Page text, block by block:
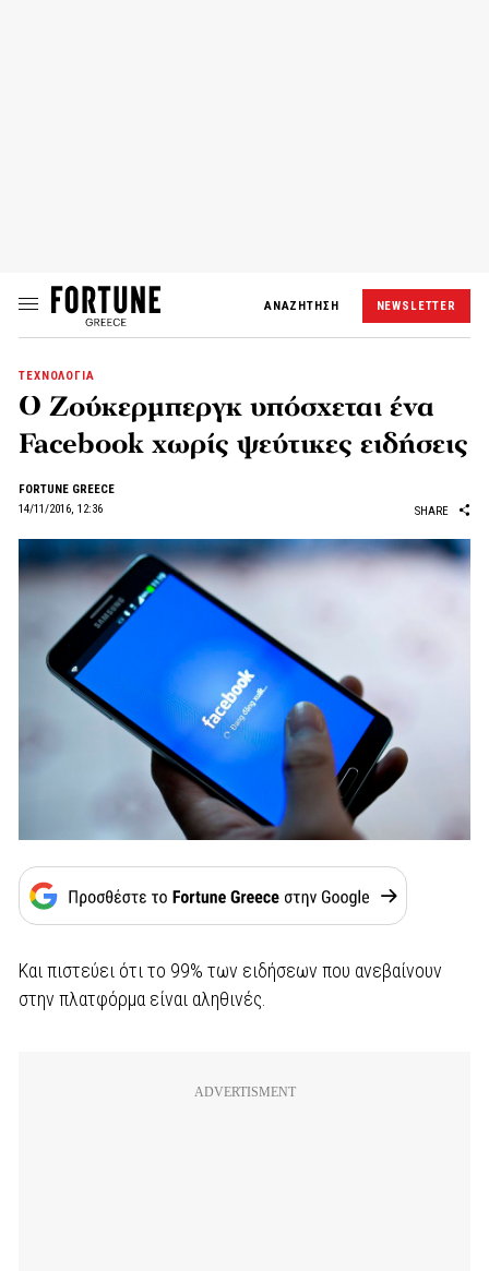
ΑΝΑΖΗΤΗΣΗ NEWSLETTER
ΤΕΧΝΟΛΟΓΙΑ
Ο Ζούκερμπεργκ υπόσχεται ένα
Facebook χωρίς ψεύτικες ειδήσεις
FORTUNE GREECE
14/11/2016, 12:36
SHARE
Και πιστεύει ότι το 99% των ειδήσεων που ανεβαίνουν
στην πλατφόρμα είναι αληθινές.